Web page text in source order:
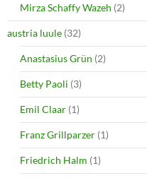
Mirza Schaffy Wazeh (2)
austria luule (32)
Anastasius Grün (2)
Betty Paoli (3)
Emil Claar (1)
Franz Grillparzer (1)
Friedrich Halm (1)